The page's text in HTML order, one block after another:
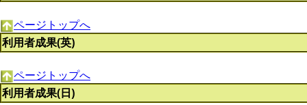
ページトップへ
利用者成果(英)
ページトップへ
利用者成果(日)